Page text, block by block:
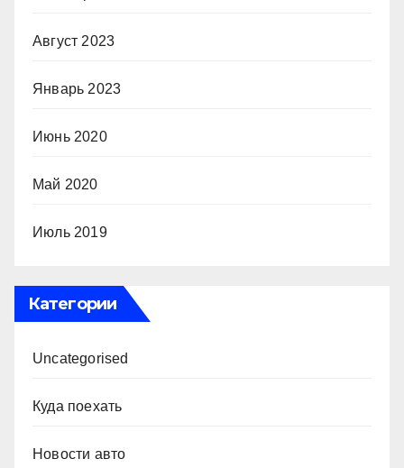
Август 2023
Январь 2023
Июнь 2020
Май 2020
Июль 2019
Категории
Uncategorised
Куда поехать
Новости авто